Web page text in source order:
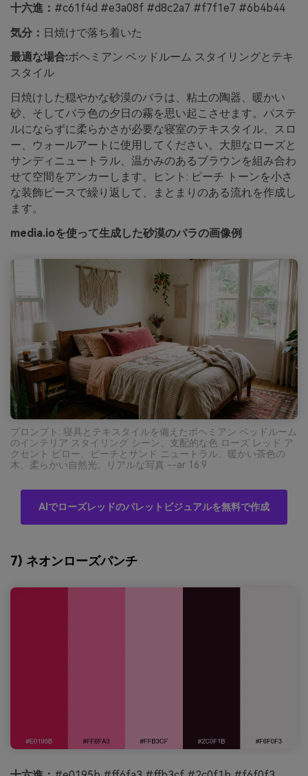
十六進： #c61f4d #e3a08f #d8c2a7 #f7f1e7 #6b4b44
気分： 日焼けで落ち着いた
最適な場合:ボヘミアン ベッドルーム スタイリングとテキ
スタイル
日焼けした穏やかな砂漠のバラは、粘土の陶器、暖かい
砂、そしてバラ色の夕日の霧を思い起こさせます。パステ
ルにならずに柔らかさが必要な寝室のテキスタイル、スロ
ー、ウォールアートに使用してください。大胆なローズと
サンディニュートラル、温かみのあるブラウンを組み合わ
せて空間をアンカーします。ヒント: ピーチ トーンを小さ
な装飾ピースで繰り返して、まとまりのある流れを作成し
ます。
media.ioを使って生成した砂漠のバラの画像例
プロンプト: 寝具とテキスタイルを備えたボヘミアン ベッドルーム
のインテリア スタイリング シーン、支配的な色 ローズ レッド ア
クセント ピロー、ピーチとサンド ニュートラル、暖かい茶色の
木、柔らかい自然光、リアルな写真 --ar 16:9
AIでローズレッドのパレットビジュアルを無料で作成
7) ネオンローズパンチ